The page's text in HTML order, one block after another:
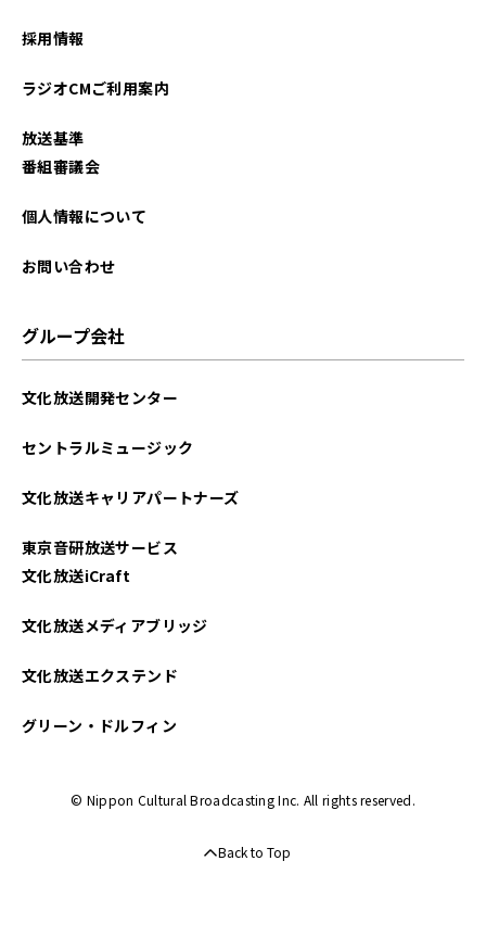
採用情報
ラジオCMご利用案内
放送基準
番組審議会
個人情報について
お問い合わせ
グループ会社
文化放送開発センター
セントラルミュージック
文化放送キャリアパートナーズ
東京音研放送サービス
文化放送iCraft
文化放送メディアブリッジ
文化放送エクステンド
グリーン・ドルフィン
© Nippon Cultural Broadcasting Inc. All rights reserved.
Back to Top